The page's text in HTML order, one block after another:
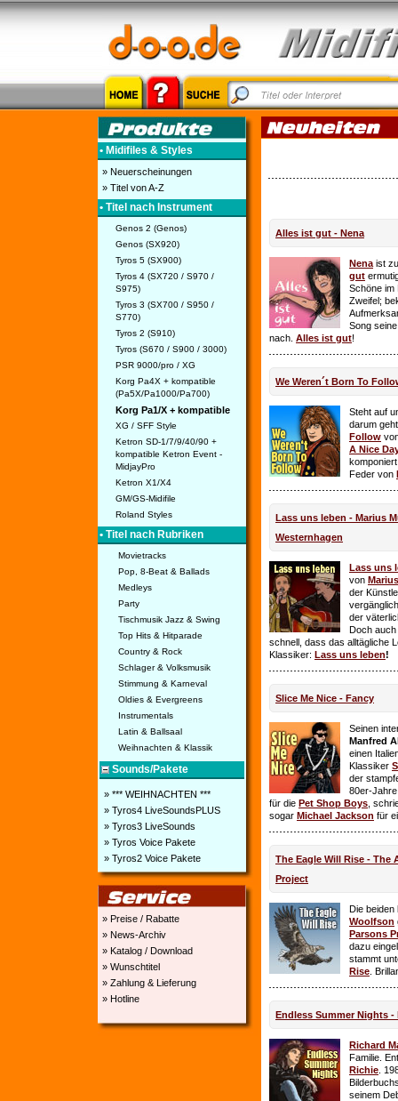
• Midifiles & Styles
» Neuerscheinungen
» Titel von A-Z
• Titel nach Instrument
Genos 2 (Genos)
Genos (SX920)
Tyros 5 (SX900)
Tyros 4 (SX720 / S970 /
S975)
Tyros 3 (SX700 / S950 /
S770)
Tyros 2 (S910)
Tyros (S670 / S900 / 3000)
PSR 9000/pro / XG
Korg Pa4X + kompatible
(Pa5X/Pa1000/Pa700)
Korg Pa1/X + kompatible
XG / SFF Style
Ketron SD-1/7/9/40/90 +
kompatible Ketron Event -
MidjayPro
Ketron X1/X4
GM/GS-Midifile
Roland Styles
• Titel nach Rubriken
Movietracks
Pop, 8-Beat & Ballads
Medleys
Party
Tischmusik Jazz & Swing
Top Hits & Hitparade
Country & Rock
Schlager & Volksmusik
Stimmung & Karneval
Oldies & Evergreens
Instrumentals
Latin & Ballsaal
Weihnachten & Klassik
Sounds/Pakete
» *** WEIHNACHTEN ***
» Tyros4 LiveSoundsPLUS
» Tyros3 LiveSounds
» Tyros Voice Pakete
» Tyros2 Voice Pakete
» Preise / Rabatte
» News-Archiv
» Katalog / Download
» Wunschtitel
» Zahlung & Lieferung
» Hotline
Alles ist gut - Nena
Nena ist
gut
Schöne im
Zweifel;
Song
nach. Alles ist gut!
We Weren´t Born To
Steht auf
darum
Follow
A Nice
Feder von
Lass uns leben - Marius
Westernhagen
Lass uns
von
der
der
Doch auch
schnell, dass das alltägliche
Klassiker: Lass uns leben!
Slice Me Nice - Fancy
Seinen
Manfred
einen
Klassiker
der
80er-
für die Pet Shop Boys ,
sogar Michael Jackson für
The Eagle Will Rise - The
Project
Die beiden
Woolfson
Parsons
dazu
stammt
Rise .
Endless Summer Nights -
Richard
Familie.
Richie .
seinem